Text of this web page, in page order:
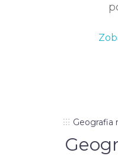
Geografia